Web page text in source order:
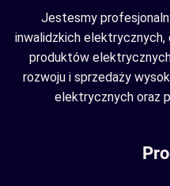
Jestesmy
inwalidzkich elektrycznych,
produktów
rozwoju i sprzedaży
elektrycznych oraz